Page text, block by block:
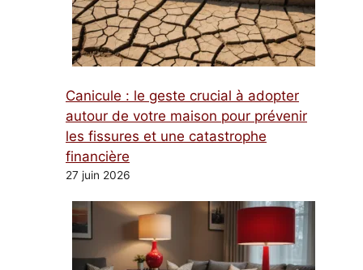
Canicule : le geste crucial à adopter
autour de votre maison pour prévenir
les fissures et une catastrophe
financière
27 juin 2026